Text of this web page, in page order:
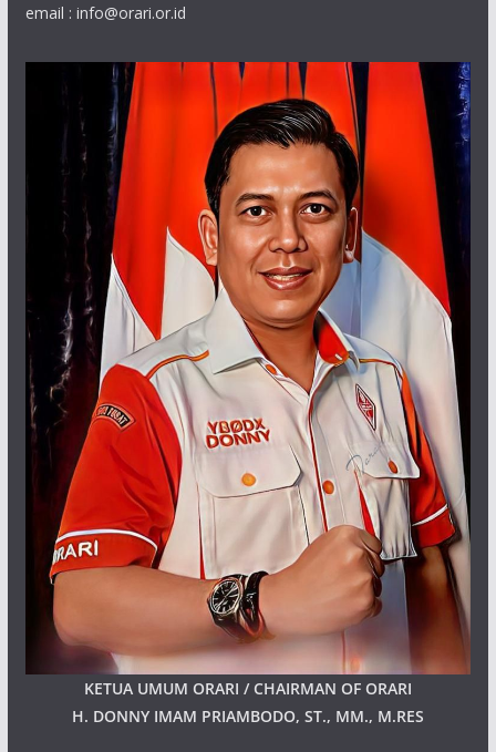
email : info@orari.or.id
KETUA UMUM ORARI / CHAIRMAN OF ORARI
H. DONNY IMAM PRIAMBODO, ST., MM., M.RES